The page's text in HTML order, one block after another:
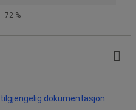
72 %
dokumentasjon